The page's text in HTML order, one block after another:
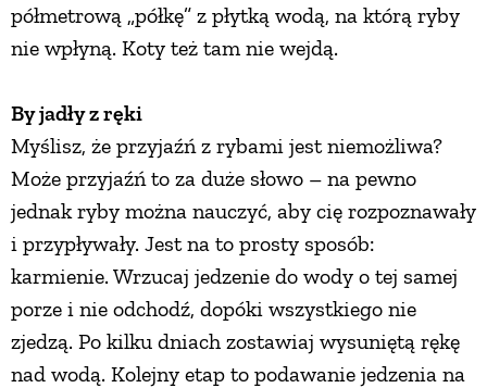
półmetrową „półkę” z płytką wodą, na którą ryby
nie wpłyną. Koty też tam nie wejdą.
By jadły z ręki
Myślisz, że przyjaźń z rybami jest niemożliwa?
Może przyjaźń to za duże słowo – na pewno
jednak ryby można nauczyć, aby cię rozpoznawały
i przypływały. Jest na to prosty sposób:
karmienie. Wrzucaj jedzenie do wody o tej samej
porze i nie odchodź, dopóki wszystkiego nie
zjedzą. Po kilku dniach zostawiaj wysuniętą rękę
nad wodą. Kolejny etap to podawanie jedzenia na